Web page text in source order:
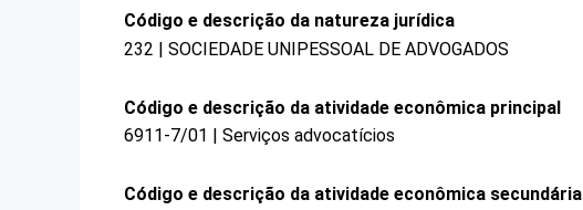
Código e descrição da natureza jurídica
232 | SOCIEDADE UNIPESSOAL DE ADVOGADOS
Código e descrição da atividade econômica principal
6911-7/01 | Serviços advocatícios
Código e descrição da atividade econômica secundária